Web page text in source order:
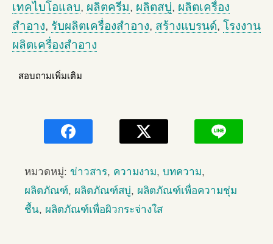
เทคไบโอแลบ, ผลิตครีม, ผลิตสบู่, ผลิตเครื่อง
สำอาง, รับผลิตเครื่องสำอาง, สร้างแบรนด์, โรงงาน
ผลิตเครื่องสำอาง
สอบถามเพิ่มเติม
หมวดหมู่: ข่าวสาร, ความงาม, บทความ,
ผลิตภัณฑ์, ผลิตภัณฑ์สบู่, ผลิตภัณฑ์เพื่อความชุ่ม
ชื้น, ผลิตภัณฑ์เพื่อผิวกระจ่างใส